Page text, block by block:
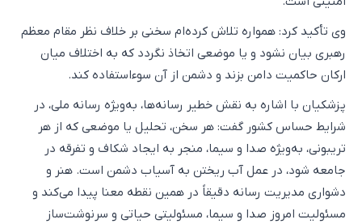
وی تأکید کرد: همواره تلاش کرده‌ام سخنی بر خلاف نظر مقام معظم
رهبری بیان نشود و یا موضعی اتخاذ نگردد که به اختلاف میان
ارکان حاکمیت دامن بزند و دشمن از آن سوءاستفاده کند.
پزشکیان با اشاره به نقش خطیر رسانه‌ها، به‌ویژه رسانه ملی، در
شرایط حساس کشور گفت: هر سخن، تحلیل یا موضعی که از هر
تریبونی، به‌ویژه صدا و سیما، منجر به ایجاد شکاف و تفرقه در
جامعه شود، در عمل آب ریختن به آسیاب دشمن است. هنر و
دشواری مدیریت رسانه دقیقاً در همین نقطه معنا پیدا می‌کند و
مسئولیت امروز صدا و سیما، مسئولیتی حیاتی و سرنوشت‌ساز